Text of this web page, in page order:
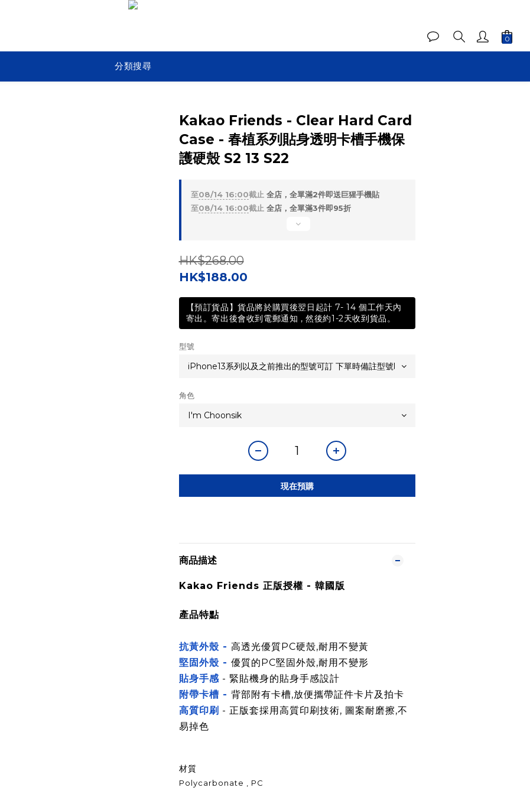
分類搜尋
Kakao Friends - Clear Hard Card
Case - 春植系列貼身透明卡槽手機保
護硬殼 S2 13 S22
至08/14 16:00截止 全店，全單滿2件即送巨猩手機貼
至08/14 16:00截止 全店，全單滿3件即95折
HK$268.00
HK$188.00
【預訂貨品】貨品將於購買後翌日起計 7- 14 個工作天內
寄出。寄出後會收到電郵通知 , 然後約1-2天收到貨品。
型號
角色
現在預購
商品描述
Kakao Friends 正版授權 - 韓國版
產品特點
抗黃外殼 - 高透光優質PC硬殼,耐用不變黃
堅固外殼 - 優質的PC堅固外殼,耐用不變形
貼身手感- 緊貼機身的貼身手感設計
附帶卡槽 - 背部附有卡槽,放便攜帶証件卡片及拍卡
高質印刷 - 正版套採用高質印刷技術, 圖案耐磨擦,不
易掉色
材質
Polycarbonate , PC